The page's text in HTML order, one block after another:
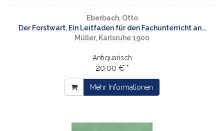
Eberbach, Otto
Der Forstwart. Ein Leitfaden für den Fachunterricht an...
Müller, Karlsruhe 1900
Antiquarisch
20,00 € *
Mehr Informationen